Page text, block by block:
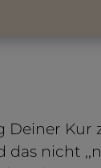
Deiner Kur
das nicht